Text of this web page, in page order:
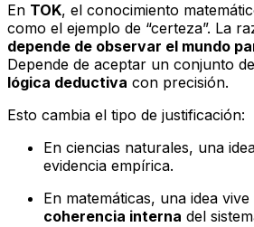
En TOK, el conocimiento
como el ejemplo de “certeza”. La
depende de observar el mundo
Depende de aceptar un conjunto de
lógica deductiva con precisión.
Esto cambia el tipo de justificación:
En ciencias naturales, una
evidencia empírica.
En matemáticas, una idea
coherencia interna del